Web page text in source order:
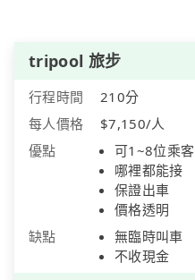
tripool 旅步
行程時間
210分
每人價格
$7,150/人
優點
可1~8位乘客
哪裡都能接
保證出車
價格透明
缺點
無臨時叫車
不收現金